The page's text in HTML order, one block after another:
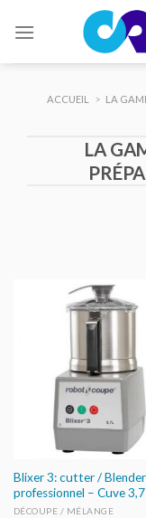
ACCUEIL > LA
LA
Blixer 3: cutter /
professionnel – Cuve
DÉCOUPE / MÉLANGE